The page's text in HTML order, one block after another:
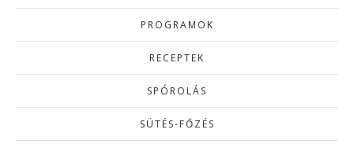
PROGRAMOK
RECEPTEK
SPÓROLÁS
SÜTÉS-FŐZÉS